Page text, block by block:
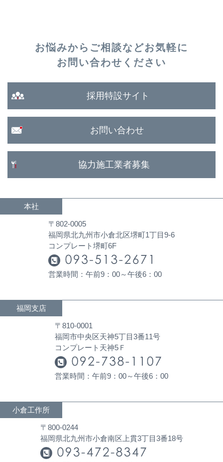
お悩みからご相談などお気軽に
お問い合わせください
採用特設サイト
お問い合わせ
協力施工業者募集
本社
〒802-0005
福岡県北九州市小倉北区堺町1丁目9-6
コンプレート堺町6F
営業時間：午前9：00～午後6：00
福岡支店
〒810-0001
福岡市中央区天神5丁目3番11号
コンプレート天神5Ｆ
営業時間：午前9：00～午後6：00
小倉工作所
〒800-0244
福岡県北九州市小倉南区上貫3丁目3番18号